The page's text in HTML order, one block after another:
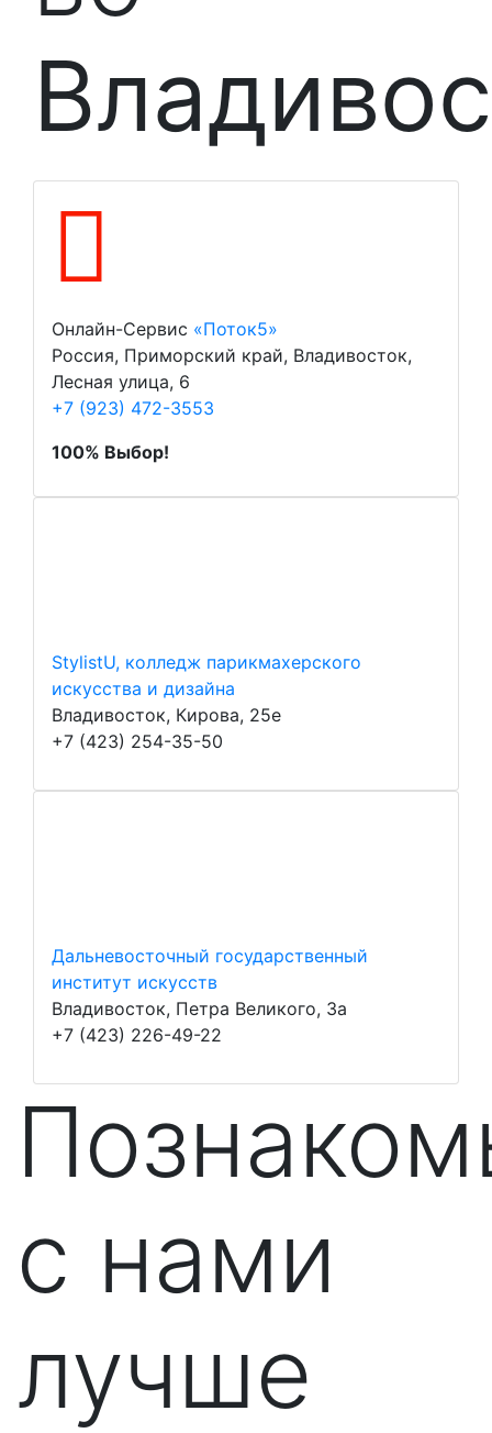
Онлайн-Сервис «Поток5»
Россия, Приморский край, Владивосток,
Лесная улица, 6
+7 (923) 472-3553
100% Выбор!
StylistU, колледж парикмахерского
искусства и дизайна
Владивосток, Кирова, 25е
+7 (423) 254-35-50
Дальневосточный государственный
институт искусств
Владивосток, Петра Великого, 3а
+7 (423) 226-49-22
с нами
лучше